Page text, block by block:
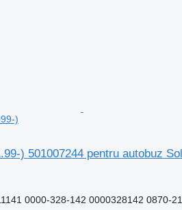
)
) 501007244 pentru autobuz
0000-328-142 0000328142 0870-